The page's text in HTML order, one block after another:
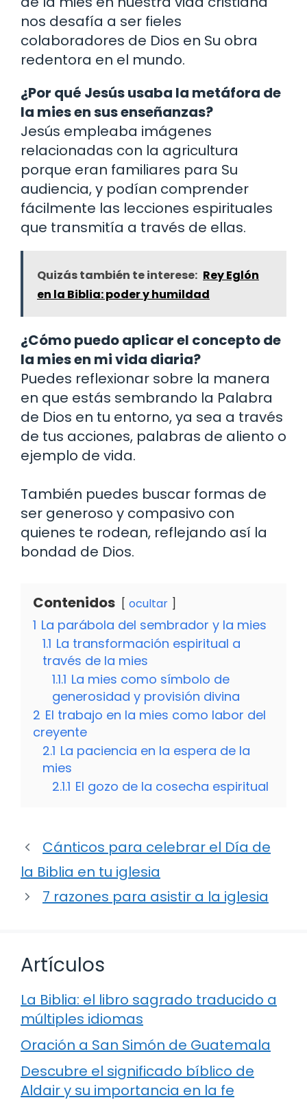
nos desafía a ser fieles
colaboradores de Dios en Su obra
redentora en el mundo.
¿Por qué Jesús usaba la metáfora de
la mies en sus enseñanzas?
Jesús empleaba imágenes
relacionadas con la agricultura
porque eran familiares para Su
audiencia, y podían comprender
fácilmente las lecciones espirituales
que transmitía a través de ellas.
Quizás también te interese: Rey Eglón
en la Biblia: poder y humildad
¿Cómo puedo aplicar el concepto de
la mies en mi vida diaria?
Puedes reflexionar sobre la manera
en que estás sembrando la Palabra
de Dios en tu entorno, ya sea a través
de tus acciones, palabras de aliento o
ejemplo de vida.
También puedes buscar formas de
ser generoso y compasivo con
quienes te rodean, reflejando así la
bondad de Dios.
Contenidos ocultar
1 La parábola del sembrador y la mies
1.1 La transformación espiritual a
través de la mies
1.1.1 La mies como símbolo de
generosidad y provisión divina
2 El trabajo en la mies como labor del
creyente
2.1 La paciencia en la espera de la
mies
2.1.1 El gozo de la cosecha espiritual
Cánticos para celebrar el Día de
la Biblia en tu iglesia
7 razones para asistir a la iglesia
Artículos
La Biblia: el libro sagrado traducido a
múltiples idiomas
Oración a San Simón de Guatemala
Descubre el significado bíblico de
Aldair y su importancia en la fe